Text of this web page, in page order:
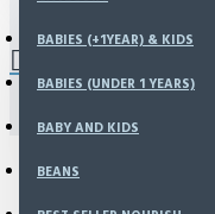
BABIES (+1YEAR) & KIDS
BABIES (UNDER 1 YEARS)
BABY AND KIDS
BEANS
You have not
MSG,